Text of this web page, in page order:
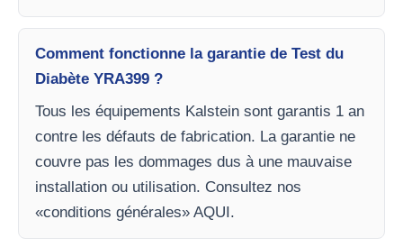
Comment fonctionne la garantie de Test du
Diabète YRA399 ?
Tous les équipements Kalstein sont garantis 1 an
contre les défauts de fabrication. La garantie ne
couvre pas les dommages dus à une mauvaise
installation ou utilisation. Consultez nos
«conditions générales» AQUI.